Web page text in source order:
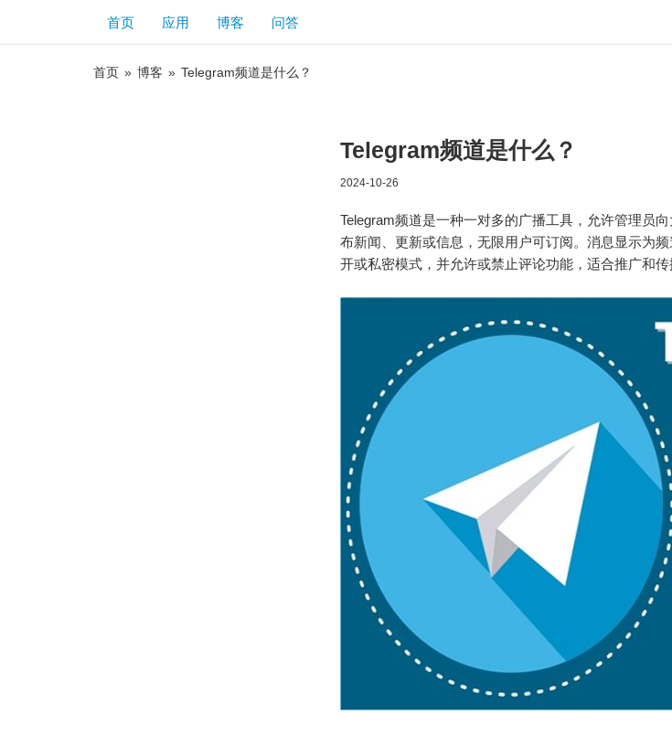
首页 应用 博客 问答
首页 » 博客 » Telegram频道是什么？
Telegram频道是什么？
2024-10-26
Telegram频道是一种一对多的广播工具，允许管理员
布新闻、更新或信息，无限用户可订阅。消息显示为
开或私密模式，并允许或禁止评论功能，适合推广和传